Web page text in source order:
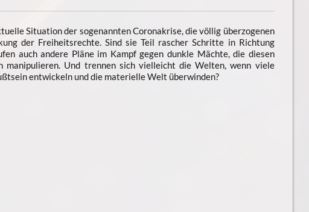
Situation der sogenannten Coronakrise, die völlig überzogenen
der Freiheitsrechte. Sind sie Teil rascher Schritte in Richtung
auch andere Pläne im Kampf gegen dunkle Mächte, die diesen
manipulieren. Und trennen sich vielleicht die Welten, wenn viele
entwickeln und die materielle Welt überwinden?